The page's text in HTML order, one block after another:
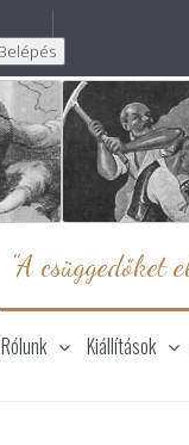
"A csüggedőket
Rólunk Kiállítások